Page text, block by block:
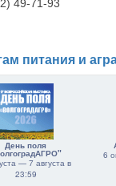
49-71-93
питания и
День поля
— 7 августа в
23:59
6